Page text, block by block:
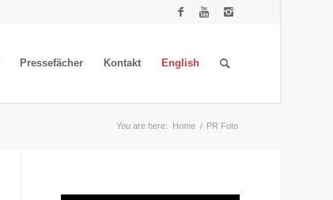
Pressefächer Kontakt English
You are here: Home / PR Foto